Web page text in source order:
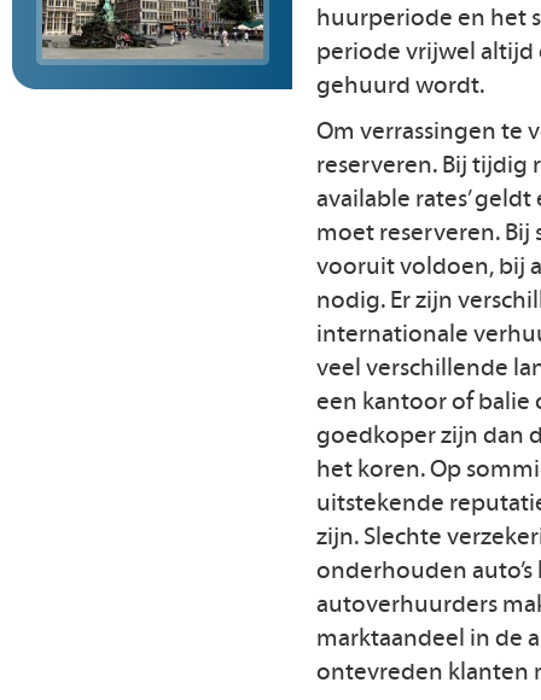
huurperiode en het
periode vrijwel
gehuurd wordt.
Om verrassingen te
reserveren. Bij tijdig
available rates’
moet reserveren.
vooruit voldoen, bij
nodig. Er zijn
internationale
veel verschillende
een kantoor of balie
goedkoper zijn dan
het koren. Op
uitstekende
zijn. Slechte
onderhouden
autoverhuurders
marktaandeel in de
ontevreden klanten